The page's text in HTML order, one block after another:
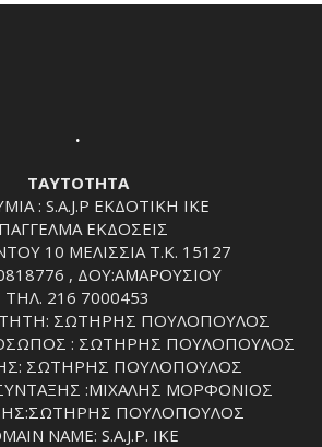
.
ΤΑΥΤΟΤΗΤΑ
: S.A.J.P ΕΚΔΟΤΙΚΗ ΙΚΕ
ΕΚΔΟΣΕΙΣ
10 ΜΕΛΙΣΣΙΑ Τ.Κ. 15127
, ΔΟΥ:ΑΜΑΡΟΥΣΙΟΥ
ΤΗΛ. 216 7000453
ΣΩΤΗΡΗΣ ΠΟΥΛΟΠΟΥΛΟΣ
: ΣΩΤΗΡΗΣ ΠΟΥΛΟΠΟΥΛΟΣ
ΣΩΤΗΡΗΣ ΠΟΥΛΟΠΟΥΛΟΣ
:ΜΙΧΑΛΗΣ ΜΟΡΦΟΝΙΟΣ
ΠΟΥΛΟΠΟΥΛΟΣ
NAME: S.A.J.P. IKE